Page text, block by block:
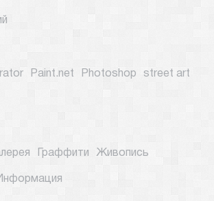
Paint.net Photoshop street art
Граффити Живопись